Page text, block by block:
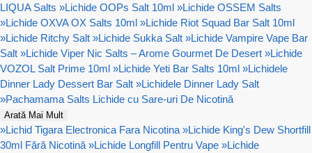
LIQUA Salts »Lichide OOPs Salt 10ml »Lichide OSSEM Salts
»Lichide OXVA OX Salts 10ml »Lichide Riot Squad Bar Salt 10ml
»Lichide Ritchy Salt »Lichide Sukka Salt »Lichide Vampire Vape Bar
Salt »Lichide Viper Nic Salts – Arome Gourmet De Desert »Lichide
VOZOL Salt Prime 10ml »Lichide Yeti Bar Salts 10ml »Lichidele
Dinner Lady Dessert Bar Salt »Lichidele Dinner Lady Salt
»Pachamama Salts Lichide cu Sare-uri De Nicotină
Arată Mai Mult
»Lichid Tigara Electronica Fara Nicotina »Lichide King's Dew Shortfill
30ml Fără Nicotină »Lichide Longfill Pentru Vape »Lichide